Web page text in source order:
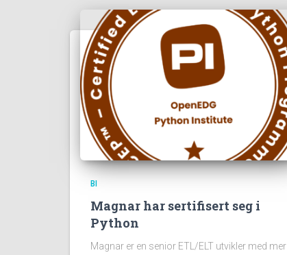
BI
Magnar har sertifisert seg i
Python
Magnar er en senior ETL/ELT utvikler med mer